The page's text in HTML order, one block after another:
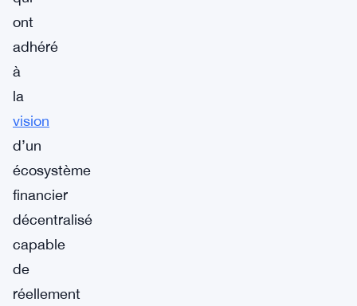
ont
adhéré
à
la
vision
d’un
écosystème
financier
décentralisé
capable
de
réellement